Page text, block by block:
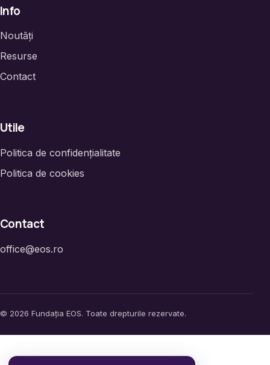
Info
Noutăți
Resurse
Contact
Utile
Politica de confidențialitate
Politica de cookies
Contact
office@eos.ro
© 2026 Fundația EOS. Toate drepturile rezervate.